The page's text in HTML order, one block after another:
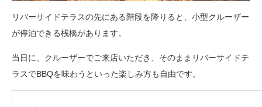
リバーサイドテラスの先にある階段を降りると、小型クルーザー
が停泊できる桟橋があります。
当日に、クルーザーでご来店いただき、そのままリバーサイドテ
ラスでBBQを味わうといった楽しみ方も自由です。